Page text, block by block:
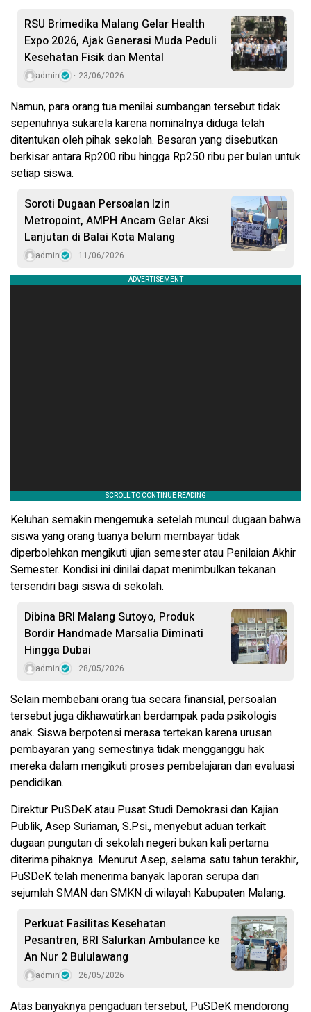
RSU Brimedika Malang Gelar Health
Expo 2026, Ajak Generasi Muda Peduli
Kesehatan Fisik dan Mental
admin 23/06/2026
Namun, para orang tua menilai sumbangan tersebut tidak
sepenuhnya sukarela karena nominalnya diduga telah
ditentukan oleh pihak sekolah. Besaran yang disebutkan
berkisar antara Rp200 ribu hingga Rp250 ribu per bulan untuk
setiap siswa.
Soroti Dugaan Persoalan Izin
Metropoint, AMPH Ancam Gelar Aksi
Lanjutan di Balai Kota Malang
admin 11/06/2026
Keluhan semakin mengemuka setelah muncul dugaan bahwa
siswa yang orang tuanya belum membayar tidak
diperbolehkan mengikuti ujian semester atau Penilaian Akhir
Semester. Kondisi ini dinilai dapat menimbulkan tekanan
tersendiri bagi siswa di sekolah.
Dibina BRI Malang Sutoyo, Produk
Bordir Handmade Marsalia Diminati
Hingga Dubai
admin 28/05/2026
Selain membebani orang tua secara finansial, persoalan
tersebut juga dikhawatirkan berdampak pada psikologis
anak. Siswa berpotensi merasa tertekan karena urusan
pembayaran yang semestinya tidak mengganggu hak
mereka dalam mengikuti proses pembelajaran dan evaluasi
pendidikan.
Direktur PuSDeK atau Pusat Studi Demokrasi dan Kajian
Publik, Asep Suriaman, S.Psi., menyebut aduan terkait
dugaan pungutan di sekolah negeri bukan kali pertama
diterima pihaknya. Menurut Asep, selama satu tahun terakhir,
PuSDeK telah menerima banyak laporan serupa dari
sejumlah SMAN dan SMKN di wilayah Kabupaten Malang.
Perkuat Fasilitas Kesehatan
Pesantren, BRI Salurkan Ambulance ke
An Nur 2 Bululawang
admin 26/05/2026
Atas banyaknya pengaduan tersebut, PuSDeK mendorong